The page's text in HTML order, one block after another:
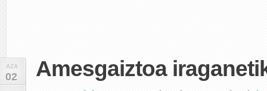
AZA
02 Amesgaiztoa